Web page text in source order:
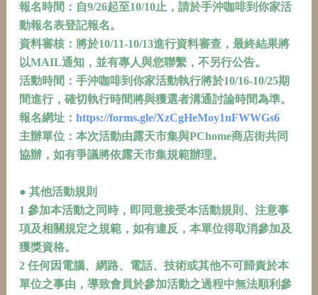
報名時間：自9/26起至10/10止，請於手沖咖啡到你家活
動報名表登記報名。
資料審核：將於10/11-10/13進行資料審查，最終結果將
以MAIL通知，並有專人與您聯繫，不另行公告。
活動時間：手沖咖啡到你家活動執行將於10/16-10/25期
間進行，確切執行時間將與獲選者溝通討論時間為準。
報名網址： https://forms.gle/XzCgHeMoy1nFWWGs6
主辦單位：本次活動由露天市集與PChome商店街共同
協辦，如有爭議將依露天市集規範辦理。
● 其他活動規則
1 參加本活動之同時，即同意接受本活動規則、注意事
項及相關規定之規範，如有違反，本單位得取消參加及
獲獎資格。
2 任何因電腦、網路、電話、技術或其他不可歸責於本
單位之事由，導致會員於參加活動之過程中無法順利參